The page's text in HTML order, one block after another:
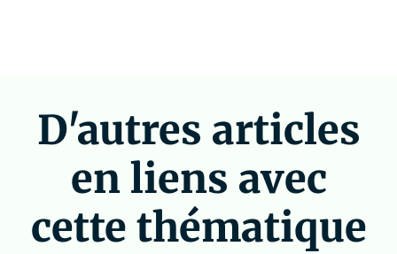
D'autres articles
en liens avec
cette thématique